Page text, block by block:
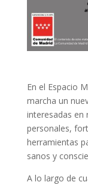
En el Espacio
marcha un
interesadas en
personales,
herramientas
sanos y
A lo largo de